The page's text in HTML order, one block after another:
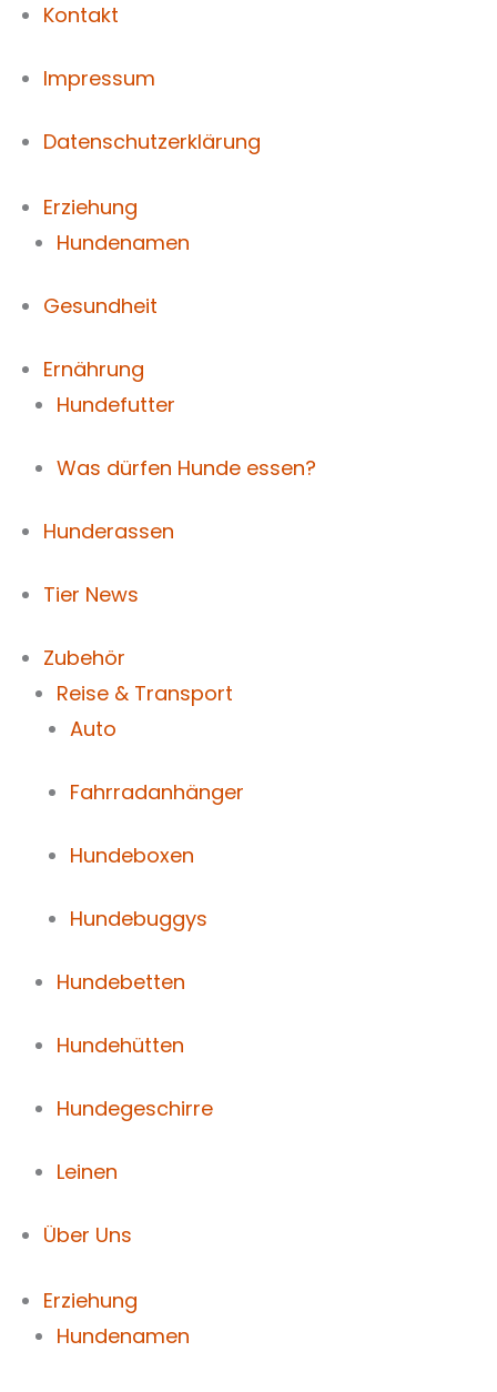
Kontakt
Impressum
Datenschutzerklärung
Erziehung
Hundenamen
Gesundheit
Ernährung
Hundefutter
Was dürfen Hunde essen?
Hunderassen
Tier News
Zubehör
Reise & Transport
Auto
Fahrradanhänger
Hundeboxen
Hundebuggys
Hundebetten
Hundehütten
Hundegeschirre
Leinen
Über Uns
Erziehung
Hundenamen